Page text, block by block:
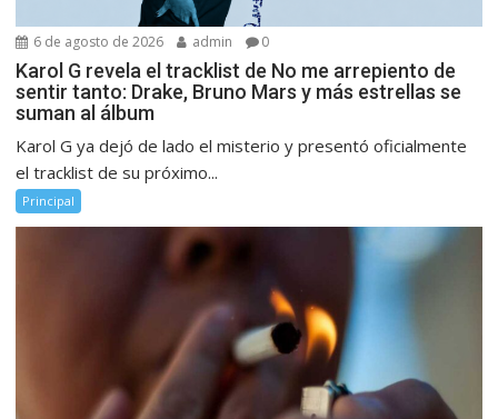
6 de agosto de 2026 admin 0
Karol G revela el tracklist de No me arrepiento de
sentir tanto: Drake, Bruno Mars y más estrellas se
suman al álbum
Karol G ya dejó de lado el misterio y presentó oficialmente
el tracklist de su próximo...
Principal